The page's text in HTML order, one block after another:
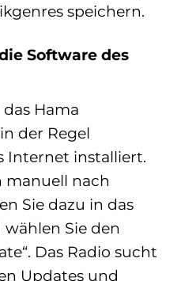
speichern.
Software des
Hama
der Regel
Internet installiert.
manuell nach
Sie dazu in das
Sie den
Das Radio sucht
Updates und